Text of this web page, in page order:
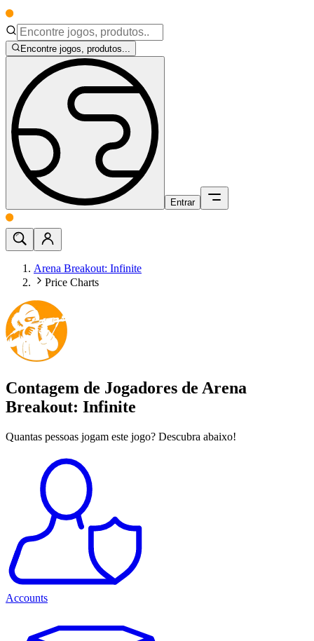
Encontre jogos, produtos...
Entrar
Arena Breakout: Infinite
Price Charts
Contagem de Jogadores de Arena
Breakout: Infinite
Quantas pessoas jogam este jogo? Descubra abaixo!
Accounts